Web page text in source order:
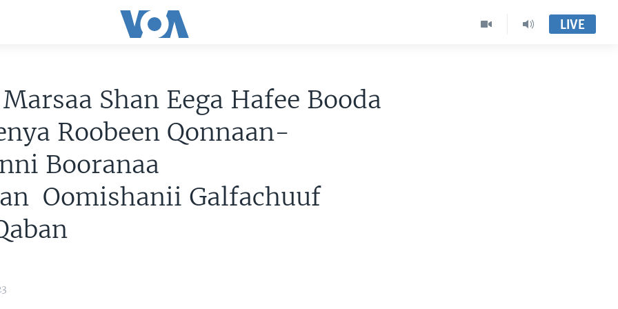
LIVE
Shan Eega Hafee Booda
Roobeen Qonnaan-
Booranaa
Oomishanii Galfachuuf